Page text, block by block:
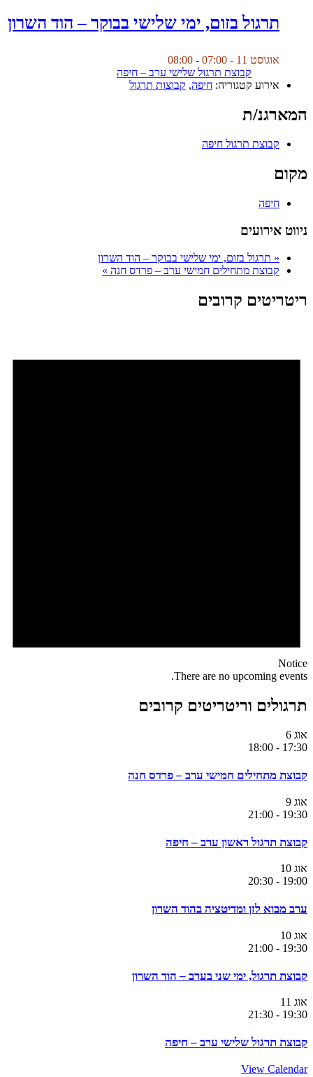
תרגול בזום, ימי שלישי בבוקר – הוד השרון
אוגוסט 11 - 07:00 -
08:00
קבוצת תרגול שלישי ערב – חיפה
אירוע קטגוריה: חיפה, קבוצות תרגול
המארגנ/ת
קבוצת תרגול חיפה
מקום
חיפה
ניווט אירועים
« תרגול בזום, ימי שלישי בבוקר – הוד השרון
קבוצת מתחילים חמישי ערב – פרדס חנה »
ריטריטים קרובים
Notice
There are no upcoming events.
תרגולים וריטריטים קרובים
אוג 6
17:30
-
18:00
קבוצת מתחילים חמישי ערב – פרדס חנה
אוג 9
19:30
-
21:00
קבוצת תרגול ראשון ערב – חיפה
אוג 10
19:00
-
20:30
ערב מבוא לזן ומדיטציה בהוד השרון
אוג 10
19:30
-
21:00
קבוצת תרגול, ימי שני בערב – הוד השרון
אוג 11
19:30
-
21:30
קבוצת תרגול שלישי ערב – חיפה
View Calendar